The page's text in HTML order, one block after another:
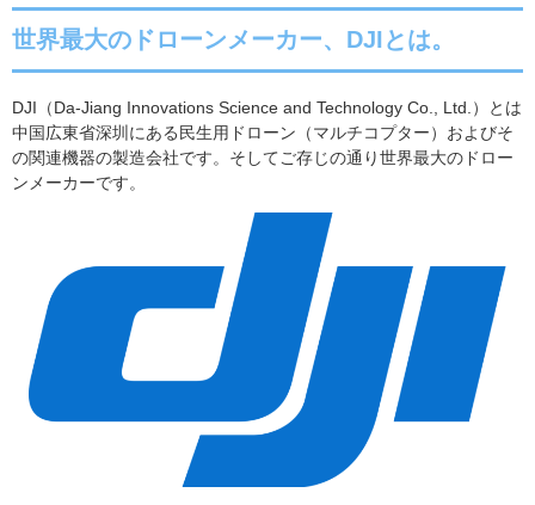
世界最大のドローンメーカー、DJIとは。
DJI （ Da-Jiang Innovations Science and Technology Co. Ltd. ）とは
中国広東省深圳にある民生用ドローン（マルチコプター）およびそ
の関連機器の製造会社です。そしてご存じの通り世界最大のドロー
ンメーカーです。